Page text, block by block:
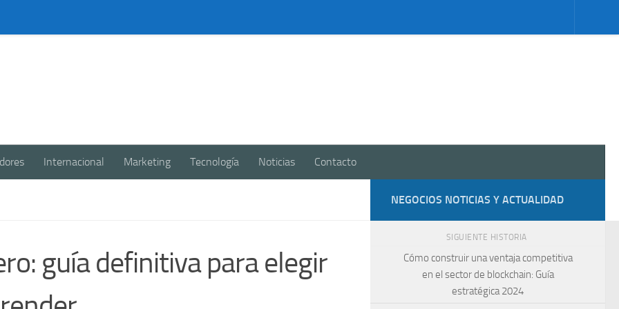
Internacional Marketing Tecnología Noticias Contacto
guía definitiva para elegir
NEGOCIOS NOTICIAS Y ACTUALIDAD
SIGUIENTE HISTORIA
Cómo construir una ventaja competitiva
en el sector de blockchain: Guía
estratégica 2024